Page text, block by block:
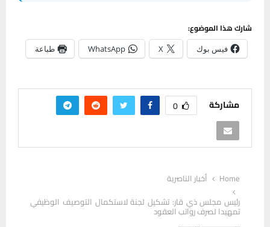
شارك هذا الموضوع:
فيس بوك X
WhatsApp طباعة
مشاركة 0
Home
أخبار الناصرية
رئيس مجلس ذي قار: تشكيل لجنة لاستكمال التوصيف الوظيفي
تمهيدا لصرف رواتب العقود